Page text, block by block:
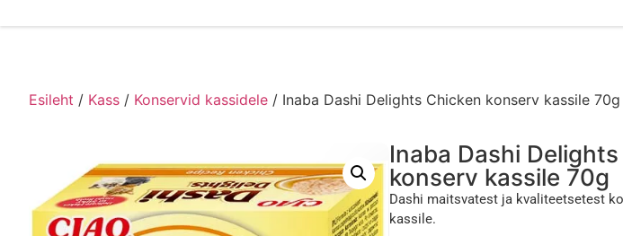
Esileht / Kass / Konservid kassidele / Inaba Dashi Delights Chicken konserv kassile 70g
Inaba Dashi
konserv kassile 70g
Dashi maitsvatest ja kvaliteetsetest
kassile.